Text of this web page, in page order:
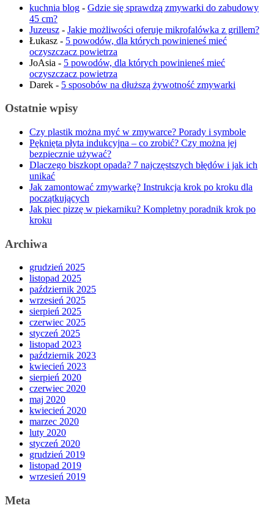
kuchnia blog - Gdzie się sprawdzą zmywarki do zabudowy
45 cm?
Juzeusz - Jakie możliwości oferuje mikrofalówka z grillem?
Łukasz - 5 powodów, dla których powinieneś mieć
oczyszczacz powietrza
JoAsia - 5 powodów, dla których powinieneś mieć
oczyszczacz powietrza
Darek - 5 sposobów na dłuższą żywotność zmywarki
Ostatnie wpisy
Czy plastik można myć w zmywarce? Porady i symbole
Pęknięta płyta indukcyjna – co zrobić? Czy można jej
bezpiecznie używać?
Dlaczego biszkopt opada? 7 najczęstszych błędów i jak ich
unikać
Jak zamontować zmywarkę? Instrukcja krok po kroku dla
początkujących
Jak piec pizzę w piekarniku? Kompletny poradnik krok po
kroku
Archiwa
grudzień 2025
listopad 2025
październik 2025
wrzesień 2025
sierpień 2025
czerwiec 2025
styczeń 2025
listopad 2023
październik 2023
kwiecień 2023
sierpień 2020
czerwiec 2020
maj 2020
kwiecień 2020
marzec 2020
luty 2020
styczeń 2020
grudzień 2019
listopad 2019
wrzesień 2019
Meta